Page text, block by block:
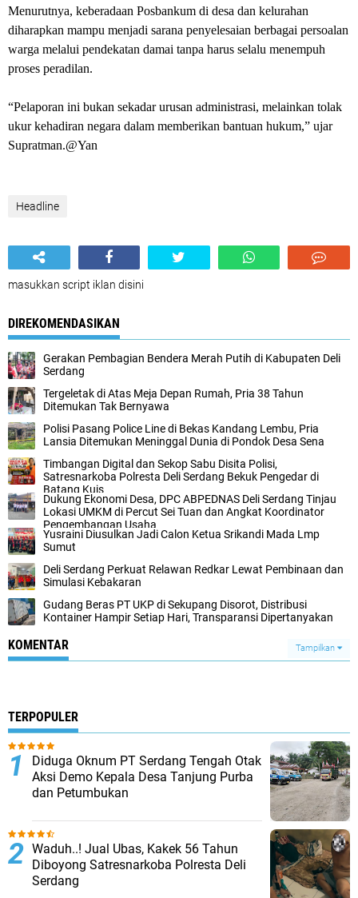
Menurutnya, keberadaan Posbankum di desa dan kelurahan
diharapkan mampu menjadi sarana penyelesaian berbagai persoalan
warga melalui pendekatan damai tanpa harus selalu menempuh
proses peradilan.
“Pelaporan ini bukan sekadar urusan administrasi, melainkan tolak
ukur kehadiran negara dalam memberikan bantuan hukum,” ujar
Supratman.@Yan
Headline
masukkan script iklan disini
DIREKOMENDASIKAN
Gerakan Pembagian Bendera Merah Putih di Kabupaten Deli
Serdang
Tergeletak di Atas Meja Depan Rumah, Pria 38 Tahun
Ditemukan Tak Bernyawa
Polisi Pasang Police Line di Bekas Kandang Lembu, Pria
Lansia Ditemukan Meninggal Dunia di Pondok Desa Sena
Timbangan Digital dan Sekop Sabu Disita Polisi,
Satresnarkoba Polresta Deli Serdang Bekuk Pengedar di
Batang Kuis
Dukung Ekonomi Desa, DPC ABPEDNAS Deli Serdang Tinjau
Lokasi UMKM di Percut Sei Tuan dan Angkat Koordinator
Pengembangan Usaha
Yusraini Diusulkan Jadi Calon Ketua Srikandi Mada Lmp
Sumut
Deli Serdang Perkuat Relawan Redkar Lewat Pembinaan dan
Simulasi Kebakaran
Gudang Beras PT UKP di Sekupang Disorot, Distribusi
Kontainer Hampir Setiap Hari, Transparansi Dipertanyakan
KOMENTAR Tampilkan
TERPOPULER
Diduga Oknum PT Serdang Tengah Otak
Aksi Demo Kepala Desa Tanjung Purba
dan Petumbukan
Waduh..! Jual Ubas, Kakek 56 Tahun
Diboyong Satresnarkoba Polresta Deli
Serdang